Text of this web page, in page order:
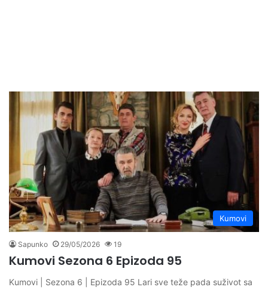
Kumovi
Sapunko 29/05/2026 19
Kumovi Sezona 6 Epizoda 95
Kumovi | Sezona 6 | Epizoda 95 Lari sve teže pada suživot sa